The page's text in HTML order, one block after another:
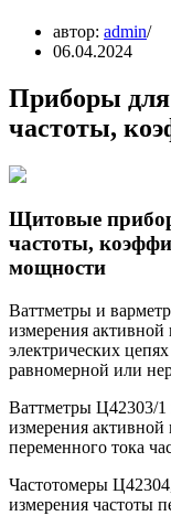
автор: admin
06.04.2024
Приборы
частоты,
Щитовые
частоты,
мощности
Ваттметры и
измерения
электрических
равномерной или
Ваттметры Ц42303/1
измерения
переменного тока
Частотомеры
измерения частоты